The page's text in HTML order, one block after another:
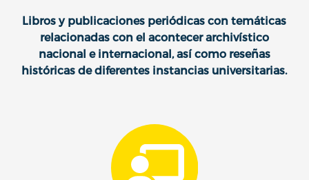
Libros y publicaciones periódicas con temáticas
relacionadas con el acontecer archivístico
nacional e internacional, así como reseñas
históricas de diferentes instancias universitarias.